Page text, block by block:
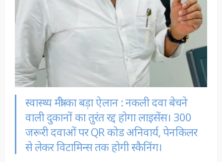
स्वास्थ्य मंत्री का बड़ा ऐलान : नकली दवा बेचने
वाली दुकानों का तुरंत रद्द होगा लाइसेंस। 300
जरूरी दवाओं पर QR कोड अनिवार्य, पेनकिलर
से लेकर विटामिन्स तक होगी स्कैनिंग।